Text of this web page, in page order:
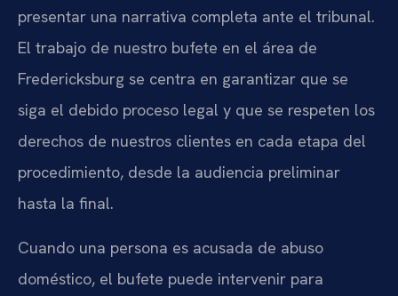
presentar una narrativa completa ante el tribunal.
El trabajo de nuestro bufete en el área de
Fredericksburg se centra en garantizar que se
siga el debido proceso legal y que se respeten los
derechos de nuestros clientes en cada etapa del
procedimiento, desde la audiencia preliminar
hasta la final.
Cuando una persona es acusada de abuso
doméstico, el bufete puede intervenir para